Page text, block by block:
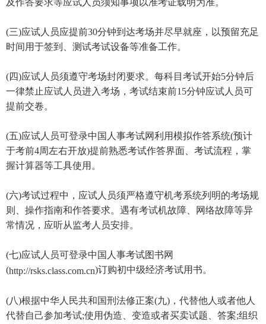
(三)应试人员应提前30分钟到达考场并尽早就座，以预留充足
时间用于签到、测试考试设备等准备工作。
(四)应试人员须遵守考场封闭要求。每科目考试开始5分钟后
一律禁止应试人员进入考场，考试结束前15分钟应试人员可
提前交卷。
(五)应试人员可登录中国人事考试网利用模拟作答系统(预计
于考前4周左右开放)提前熟悉考试作答界面、考试流程，掌
握计算器等工具使用。
(六)考试过程中，应试人员须严格遵守机考系统列明的考场规
则、操作指南和作答要求。遇有考试机故障、网络故障等异
常情况，应听从监考人员安排。
(七)应试人员可登录中国人事考试图书网
(http://rsks.class.com.cn)订购初中级经济考试用书。
(八)根据中华人民共和国刑法修正案(九)，代替他人或者他人
代替自己参加考试;使用伪造、变造或者买卖试题、答案;组织